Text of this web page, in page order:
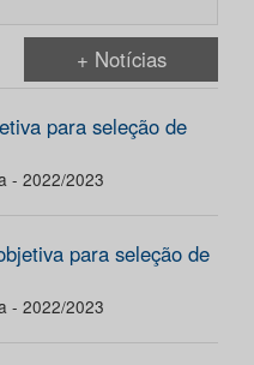
+ Notícias
para seleção de
- 2022/2023
para seleção de
- 2022/2023